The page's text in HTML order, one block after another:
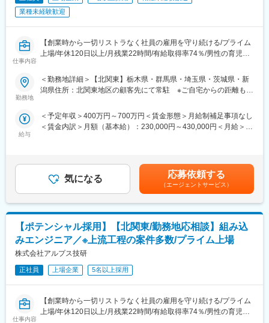
ていません。
【エンジニアとしてのキャリアアップ】取引社数700社以上であ
り、上流工程にも携われます。様々のな大手企業の最先端プロジ
ェクトに携わることができるので、製品・分野の垣根を越えて、
知識や経験を重ねることができます。
【幅広いキャリアプラン】エンジニアサポートシステム(ESS)が確
ます。継続的な研修・支援制度があるので自分のキャリアにあっ
た派遣先を選定することができます。キャリアパスに関しても志
営部門などのポジションを用意しています。
【長期就業のための手厚いサポート】年休120日以上/月残業18時
変更の範囲：会社の定める業務
業種未経験歓迎
仕事内容
【創業時から一切リストラなく社員の雇用を守り続ける/プライム
上場/年休120日以上/月残業22時間/有給取得率74％/男性の育児・
■業務内容：長期安定的に市場価値向上が期待できる開発の上流工
程を、エンジニアの希望を最大限考慮し担当いただきます。
精密測定機器や光学機器、時計、分析機器(3)内視鏡やMRI、CT、
レーザー治療機器、の開発(4)半導体製造装置、産業用モータ、発
技術者派遣／請負・受託開発を中核として事業を展開していま
す。メーカーによる圧倒的な支持・安定経営・生涯雇用を誇りと
しており、堅実さが一番の特徴と言えます。請負・受託開発の際
だけでなく、派遣時におけるプロジェクトもチーム単位で行うた
め結束力の高さに加え、転居を伴う転勤は相談の上で決定するた
め自宅からの通勤可能性が高く、退職者も少ない長期就業可能な
環境です。
■同社で働くメリット：
【経営の安定】自己資本比率65.8％で経営安定(※通常40％以上で
ていません。
【エンジニアとしてのキャリアアップ】取引社数700社以上であ
勤務地
＜勤務地詳細＞【北関東】栃木県・群馬県・埼玉県・茨城県・新
潟県住所：北関東地区の顧客先にて常駐 ※ご自宅からの距離も考
囲：会社の定める事業所
給与
＜予定年収＞400万円～700万円＜賃金形態＞月給制補足事項なし
＜賃金内訳＞月額（基本給）：230,000円～430,000円＜月給＞
円（28歳、役職なし、経験4年）、6,200,000円（33歳、マネージ
ャー補佐、経験8年）、7,000,000円（37歳、マネージャー、入社
12年）賃金はあくまでも目安の金額であり、選考を通じて上下す
る可能性があります。月給(月額)は固定手当を含めた表記です。
気になる 応募依頼する
（エージェントサービス）
【ポテンシャル採用】【北関東/勤務地応相談】組み込
みエンジニア／※上流工程の案件多数/プライム上場
株式会社アルプス技研
正社員 上場企業 5名以上採用
仕事内容
【創業時から一切リストラなく社員の雇用を守り続ける/プライム
上場/年休120日以上/月残業22時間/有給取得率74％/男性の育児・